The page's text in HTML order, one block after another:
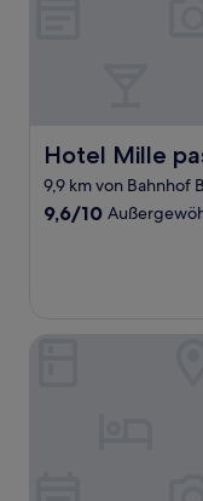
Hotel Mille
Hotel Mille pas
9,9 km von Bahnhof
9.6
9,6/10